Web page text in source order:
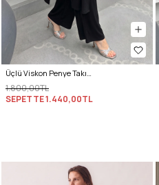
Üçlü Viskon Penye Takım 13205 - SİYAH
1.800,00TL
SEPETTE1.440,00TL